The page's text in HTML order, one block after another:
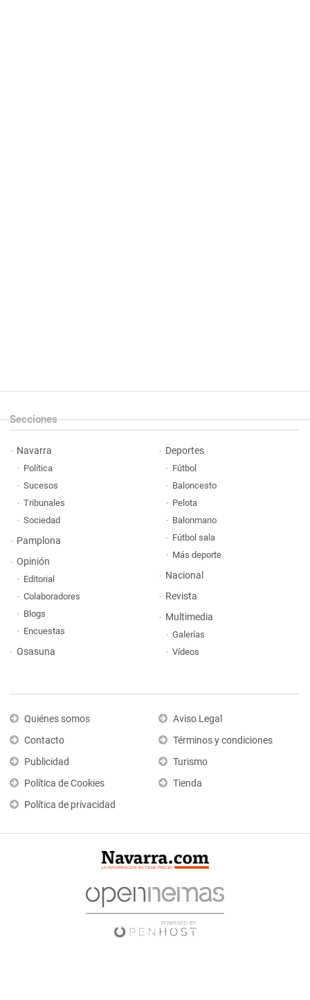
Secciones
Navarra
Política
Sucesos
Tribunales
Sociedad
Pamplona
Opinión
Editorial
Colaboradores
Blogs
Encuestas
Osasuna
Deportes
Fútbol
Baloncesto
Pelota
Balonmano
Fútbol sala
Más deporte
Nacional
Revista
Multimedia
Galerías
Vídeos
Quiénes somos
Contacto
Publicidad
Política de Cookies
Política de privacidad
Aviso Legal
Términos y condiciones
Turismo
Tienda